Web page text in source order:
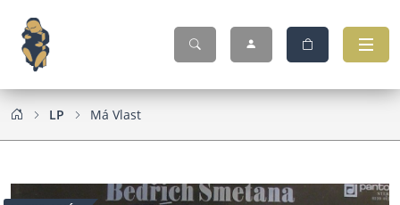
LP Má Vlast